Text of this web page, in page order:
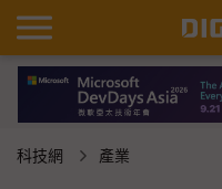
科技網 產業